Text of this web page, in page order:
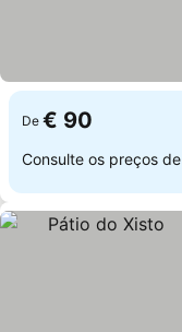
De € 90
Consulte os preços de